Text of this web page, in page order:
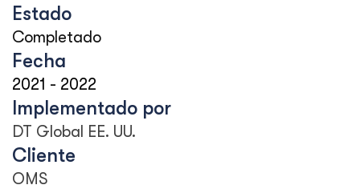
Estado
Completado
Fecha
2021 - 2022
Implementado por
DT Global EE. UU.
Cliente
OMS